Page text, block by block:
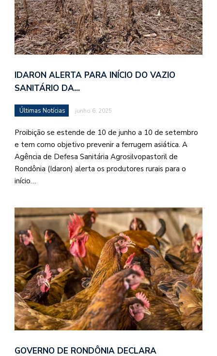
IDARON ALERTA PARA INÍCIO DO VAZIO
SANITÁRIO DA…
Últimas Notícias junho 6, 2025
Proibição se estende de 10 de junho a 10 de setembro
e tem como objetivo prevenir a ferrugem asiática. A
Agência de Defesa Sanitária Agrosilvopastoril de
Rondônia (Idaron) alerta os produtores rurais para o
início…
GOVERNO DE RONDÔNIA DECLARA